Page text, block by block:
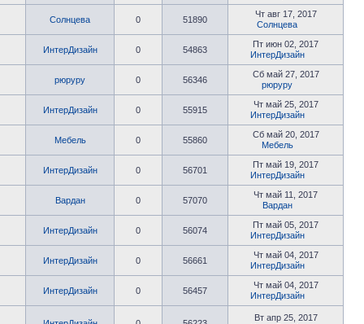
Солнцева 0 51890
Чт авг 17, 2017
Солнцева
ИнтерДизайн 0 54863
Пт июн 02, 2017
ИнтерДизайн
рюруру 0 56346
Сб май 27, 2017
рюруру
ИнтерДизайн 0 55915
Чт май 25, 2017
ИнтерДизайн
Мебель 0 55860
Сб май 20, 2017
Мебель
ИнтерДизайн 0 56701
Пт май 19, 2017
ИнтерДизайн
Вардан 0 57070
Чт май 11, 2017
Вардан
ИнтерДизайн 0 56074
Пт май 05, 2017
ИнтерДизайн
ИнтерДизайн 0 56661
Чт май 04, 2017
ИнтерДизайн
ИнтерДизайн 0 56457
Чт май 04, 2017
ИнтерДизайн
Вт апр 25, 2017